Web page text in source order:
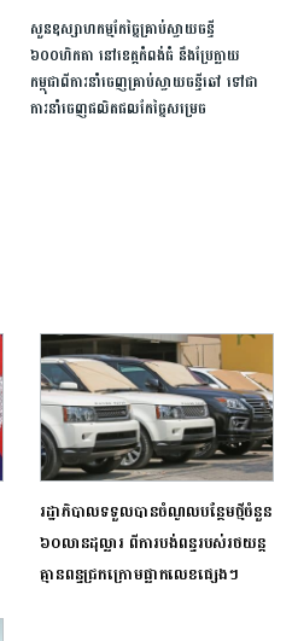
សួនឧស្សាហកម្មកែច្នៃគ្រាប់ស្វាយចន្ទី
៦០០ហិកតា នៅខេត្តកំពង់ធំ នឹងប្រែក្លាយ
កម្ពុជាពីការនាំចេញគ្រាប់ស្វាយចន្ទីឆៅ ទៅជា
ការនាំចេញផលិតផលកែច្នៃសម្រេច
រដ្ឋាភិបាលទទួលបានចំណូលបន្ថែមថ្មីចំនួន
៦០លានដុល្លារ ពីការបង់ពន្ធរបស់រថយន្ត
គ្មានពន្ធជ្រកក្រោមផ្លាកលេខផ្សេងៗ